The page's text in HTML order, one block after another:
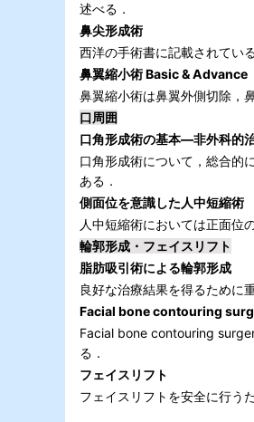
述べる．
鼻尖形成術
西洋の手術書に記載されてい
鼻翼縮小術 Basic & Advance
鼻翼縮小術は鼻翼外側切除，
口周囲
口角形成術の基本―非外科的
口角形成術について，総合的
ある．
側面位を意識した人中短縮術
人中短縮術においては正面位
輪郭形成・フェイスリフト
脂肪吸引術による輪郭形成
良好な治療結果を得るために
Facial bone contouring
Facial bone contouring
る．
フェイスリフト
フェイスリフトを安全に行う